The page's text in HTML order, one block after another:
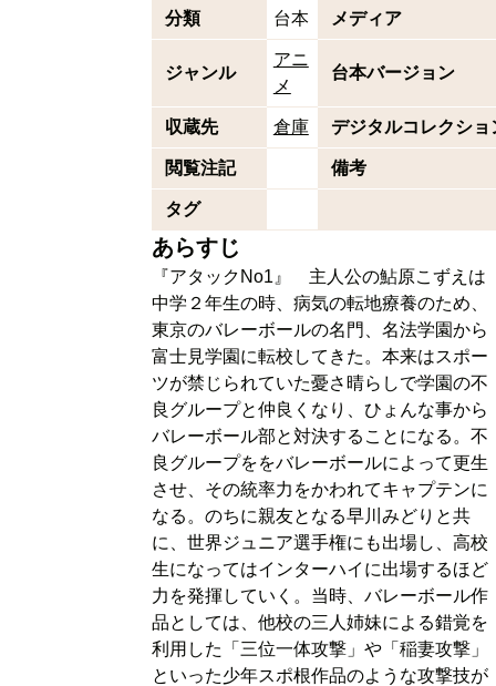
分類 台本 メディア
ジャンル
アニ
メ
台本バージョン
収蔵先 倉庫 デジタルコレクショ
閲覧注記 備考
タグ
あらすじ
『アタックNo1』 主人公の鮎原こずえは
中学２年生の時、病気の転地療養のため、
東京のバレーボールの名門、名法学園から
富士見学園に転校してきた。本来はスポー
ツが禁じられていた憂さ晴らしで学園の不
良グループと仲良くなり、ひょんな事から
バレーボール部と対決することになる。不
良グループををバレーボールによって更生
させ、その統率力をかわれてキャプテンに
なる。のちに親友となる早川みどりと共
に、世界ジュニア選手権にも出場し、高校
生になってはインターハイに出場するほど
力を発揮していく。当時、バレーボール作
品としては、他校の三人姉妹による錯覚を
利用した「三位一体攻撃」や「稲妻攻撃」
といった少年スポ根作品のような攻撃技が